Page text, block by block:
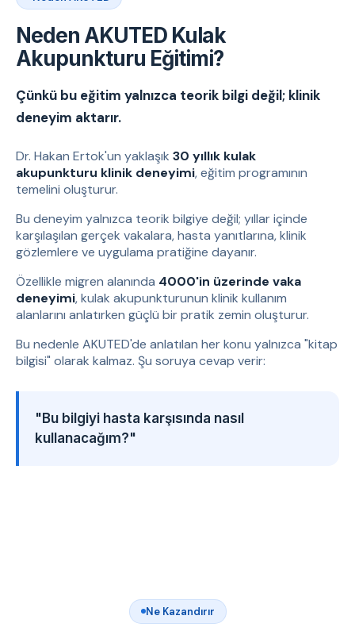
Neden AKUTED Kulak
Akupunkturu Eğitimi?
Çünkü bu eğitim yalnızca teorik bilgi değil; klinik
deneyim aktarır.
Dr. Hakan Ertok'un yaklaşık 30 yıllık kulak
akupunkturu klinik deneyimi, eğitim programının
temelini oluşturur.
Bu deneyim yalnızca teorik bilgiye değil; yıllar içinde
karşılaşılan gerçek vakalara, hasta yanıtlarına, klinik
gözlemlere ve uygulama pratiğine dayanır.
Özellikle migren alanında 4000'in üzerinde vaka
deneyimi, kulak akupunkturunun klinik kullanım
alanlarını anlatırken güçlü bir pratik zemin oluşturur.
Bu nedenle AKUTED'de anlatılan her konu yalnızca "kitap
bilgisi" olarak kalmaz. Şu soruya cevap verir:
"Bu bilgiyi hasta karşısında nasıl
kullanacağım?"
Ne Kazandırır